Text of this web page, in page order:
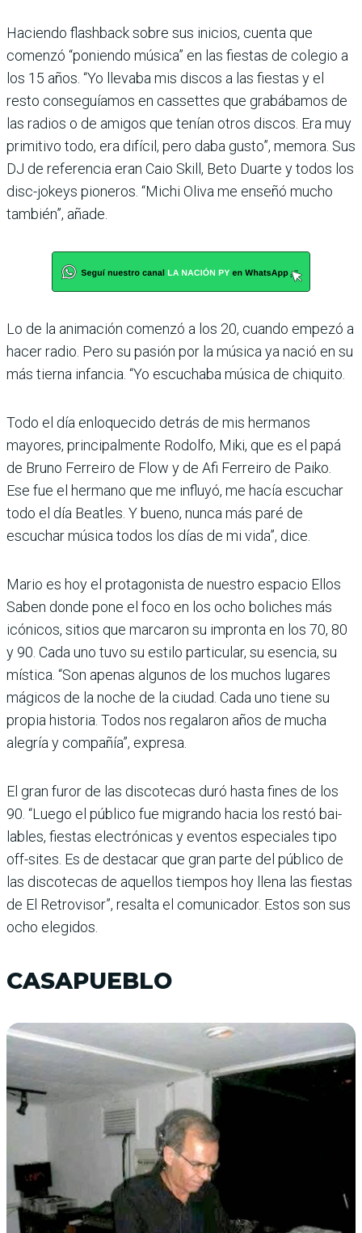
Haciendo flashback sobre sus inicios, cuenta que
comenzó “poniendo música” en las fiestas de colegio a
los 15 años. “Yo llevaba mis discos a las fiestas y el
resto conseguía­mos en cassettes que gra­bábamos de
las radios o de amigos que tenían otros dis­cos. Era muy
primitivo todo, era difícil, pero daba gusto”, memora. Sus
DJ de referencia eran Caio Skill, Beto Duarte y todos los
disc-jokeys pione­ros. “Michi Oliva me enseñó mucho
también”, añade.
Lo de la animación comenzó a los 20, cuando empezó a
hacer radio. Pero su pasión por la música ya nació en su
más tierna infancia. “Yo escu­chaba música de chiquito.
Todo el día enloquecido detrás de mis hermanos
mayores, principalmente Rodolfo, Miki, que es el papá
de Bruno Ferreiro de Flow y de Afi Ferreiro de Paiko.
Ese fue el hermano que me influyó, me hacía escuchar
todo el día Beatles. Y bueno, nunca más paré de
escuchar música todos los días de mi vida”, dice.
Mario es hoy el protagonista de nuestro espacio Ellos
Saben donde pone el foco en los ocho boliches más
icóni­cos, sitios que marcaron su impronta en los 70, 80
y 90. Cada uno tuvo su estilo par­ticular, su esencia, su
mís­tica. “Son apenas algunos de los muchos lugares
mágicos de la noche de la ciudad. Cada uno tiene su
propia historia. Todos nos regalaron años de mucha
alegría y compañía”, expresa.
El gran furor de las discote­cas duró hasta fines de los
90. “Luego el público fue migrando hacia los restó bai­
lables, fiestas electrónicas y eventos especiales tipo
off-si­tes. Es de destacar que gran parte del público de
las disco­tecas de aquellos tiempos hoy llena las fiestas
de El Retrovi­sor”, resalta el comunicador. Estos son sus
ocho elegidos.
CASAPUEBLO